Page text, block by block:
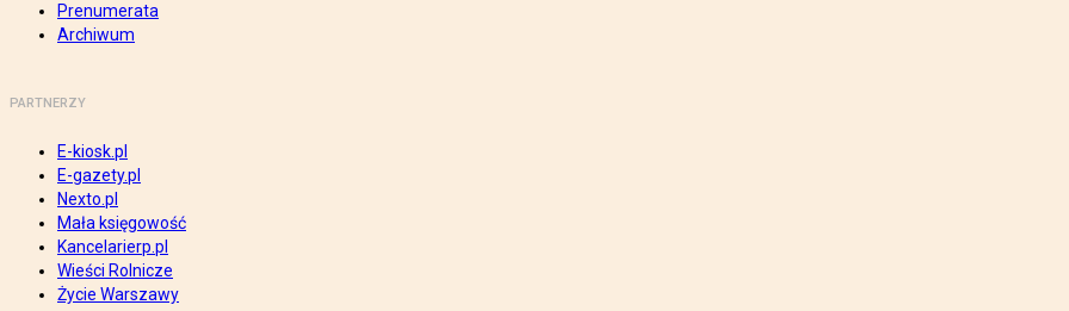
Prenumerata
Archiwum
PARTNERZY
E-kiosk.pl
E-gazety.pl
Nexto.pl
Mała księgowość
Kancelarierp.pl
Wieści Rolnicze
Życie Warszawy